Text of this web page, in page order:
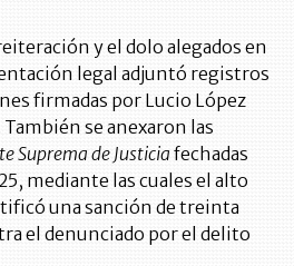
y el dolo alegados en
legal adjuntó registros
firmadas por Lucio López
se anexaron las
Suprema de Justicia fechadas
mediante las cuales el alto
una sanción de treinta
el denunciado por el delito